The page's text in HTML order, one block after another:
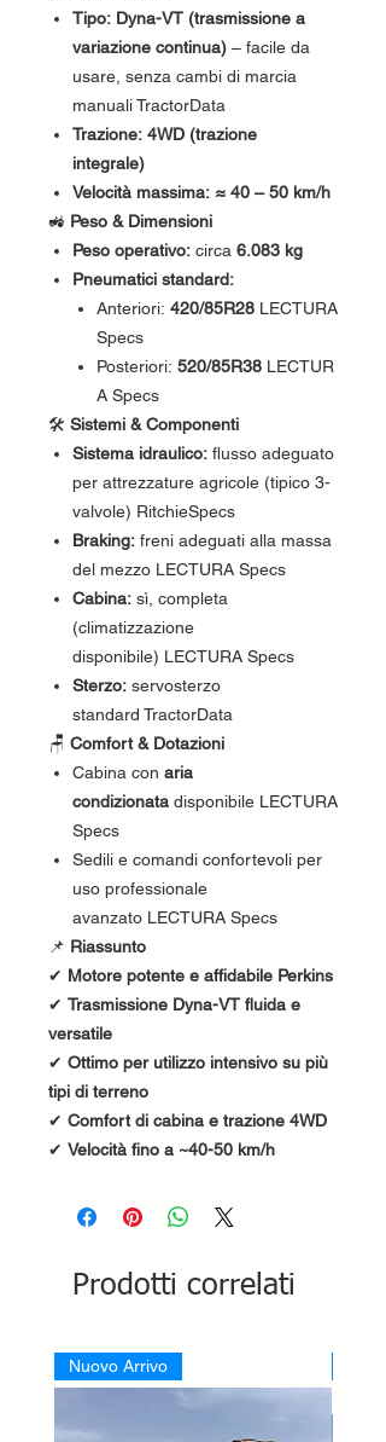
Tipo: Dyna-VT (trasmissione a
variazione continua) – facile da
usare, senza cambi di marcia
manuali TractorData
Trazione: 4WD (trazione
integrale)
Velocità massima: ≈ 40 – 50 km/h
🚜 Peso & Dimensioni
Peso operativo: circa 6.083 kg
Pneumatici standard:
Anteriori: 420/85R28 LECTURA
Specs
Posteriori: 520/85R38 LECTUR
A Specs
🛠 Sistemi & Componenti
Sistema idraulico: flusso adeguato
per attrezzature agricole (tipico 3-
valvole) RitchieSpecs
Braking: freni adeguati alla massa
del mezzo LECTURA Specs
Cabina: sì, completa
(climatizzazione
disponibile) LECTURA Specs
Sterzo: servosterzo
standard TractorData
🪑 Comfort & Dotazioni
Cabina con aria
condizionata disponibile LECTURA
Specs
Sedili e comandi confortevoli per
uso professionale
avanzato LECTURA Specs
📌 Riassunto
✔ Motore potente e affidabile Perkins
✔ Trasmissione Dyna-VT fluida e
versatile
✔ Ottimo per utilizzo intensivo su più
tipi di terreno
✔ Comfort di cabina e trazione 4WD
✔ Velocità fino a ~40-50 km/h
Prodotti correlati
Nuovo Arrivo